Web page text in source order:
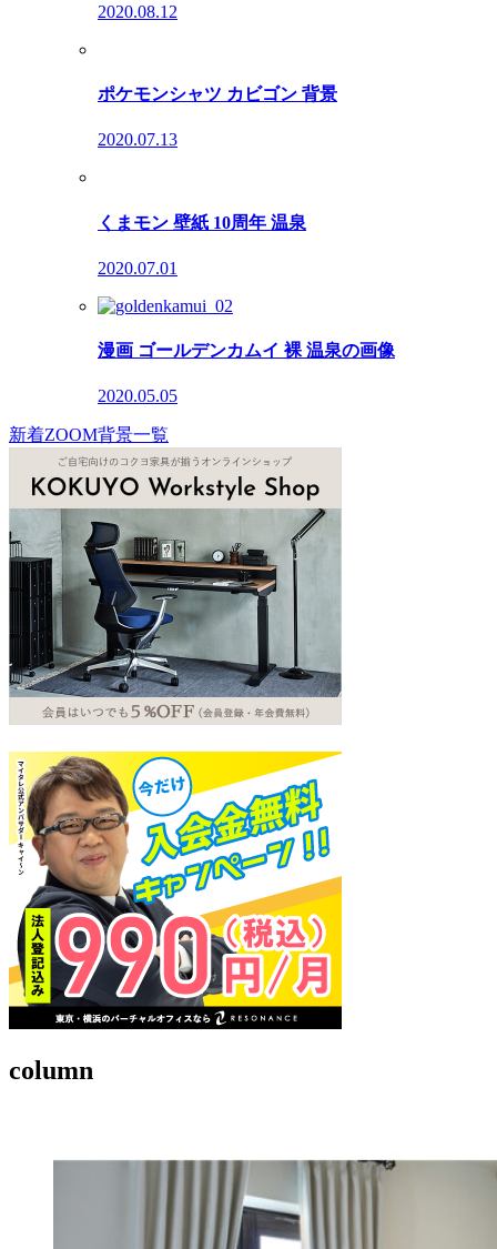
2020.08.12
ポケモンシャツ カビゴン 背景
2020.07.13
くまモン 壁紙 10周年 温泉
2020.07.01
漫画 ゴールデンカムイ 裸 温泉の画像
2020.05.05
新着ZOOM背景一覧
column